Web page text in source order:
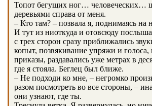
Топот бегущих ног… человеческих…
деревьями справа от меня.
– Кто там? – позвала я, поднимаясь на
И тут из ниоткуда и отовсюду
с трех сторон сразу приближались
копыт, позвякивание упряжи и
приказы, раздавались уже метрах в
где я стояла. Беглец был ближе.
– Не подходи ко мне, – негромко
разом посмотреть во все стороны, –
они узнают, где ты.